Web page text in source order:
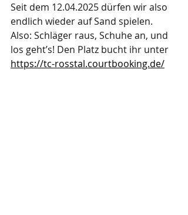
Seit dem 12.04.2025 dürfen wir also
endlich wieder auf Sand spielen.
Also: Schläger raus, Schuhe an, und
los geht’s! Den Platz bucht ihr unter
https://tc-rosstal.courtbooking.de/